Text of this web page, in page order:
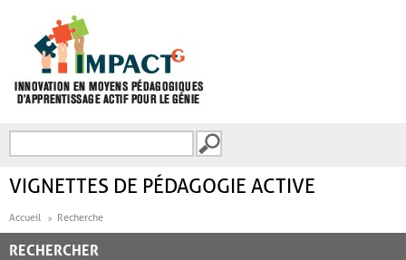
FORMULAIRE DE
VIGNETTES DE PÉDAGOGIE ACTIVE
Accueil Recherche
RECHERCHER